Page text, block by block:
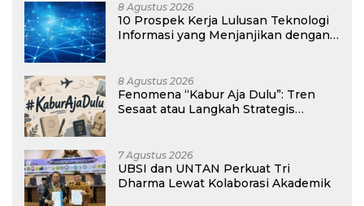
8 Agustus 2026
10 Prospek Kerja Lulusan Teknologi
Informasi yang Menjanjikan dengan
8 Agustus 2026
Fenomena “Kabur Aja Dulu”: Tren
Sesaat atau Langkah Strategis
7 Agustus 2026
UBSI dan UNTAN Perkuat Tri
Dharma Lewat Kolaborasi Akademik